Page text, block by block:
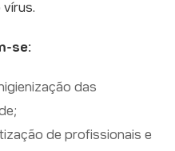
se:
das
de profissionais e